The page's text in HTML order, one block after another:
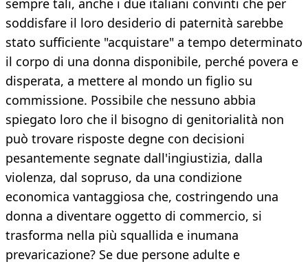
sempre tali, anche i due italiani convinti che per
soddisfare il loro desiderio di paternità sarebbe
stato sufficiente "acquistare" a tempo determinato
il corpo di una donna disponibile, perché povera e
disperata, a mettere al mondo un figlio su
commissione. Possibile che nessuno abbia
spiegato loro che il bisogno di genitorialità non
può trovare risposte degne con decisioni
pesantemente segnate dall'ingiustizia, dalla
violenza, dal sopruso, da una condizione
economica vantaggiosa che, costringendo una
donna a diventare oggetto di commercio, si
trasforma nella più squallida e inumana
prevaricazione? Se due persone adulte e